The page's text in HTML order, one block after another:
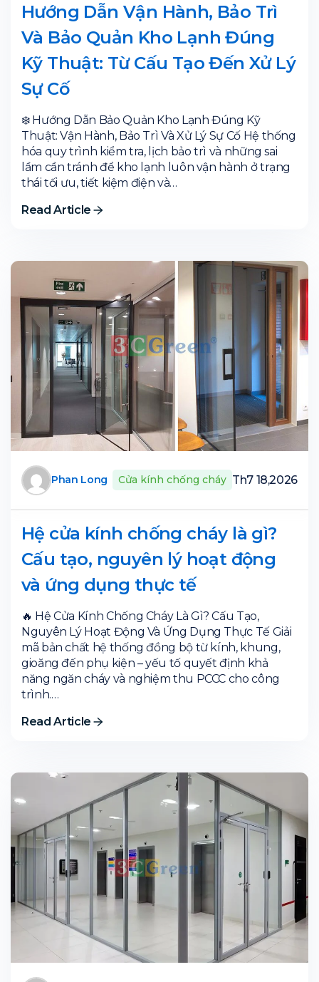
Hướng Dẫn Vận Hành, Bảo Trì
Và Bảo Quản Kho Lạnh Đúng
Kỹ Thuật: Từ Cấu Tạo Đến Xử Lý
Sự Cố
❄️ Hướng Dẫn Bảo Quản Kho Lạnh Đúng Kỹ
Thuật: Vận Hành, Bảo Trì Và Xử Lý Sự Cố Hệ thống
hóa quy trình kiểm tra, lịch bảo trì và những sai
lầm cần tránh để kho lạnh luôn vận hành ở trạng
thái tối ưu, tiết kiệm điện và…
Read Article
Phan Long Cửa kính chống cháy Th7 18,2026
Hệ cửa kính chống cháy là gì?
Cấu tạo, nguyên lý hoạt động
và ứng dụng thực tế
🔥 Hệ Cửa Kính Chống Cháy Là Gì? Cấu Tạo,
Nguyên Lý Hoạt Động Và Ứng Dụng Thực Tế Giải
mã bản chất hệ thống đồng bộ từ kính, khung,
gioăng đến phụ kiện – yếu tố quyết định khả
năng ngăn cháy và nghiệm thu PCCC cho công
trình.…
Read Article